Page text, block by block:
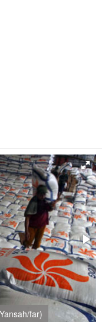
far)